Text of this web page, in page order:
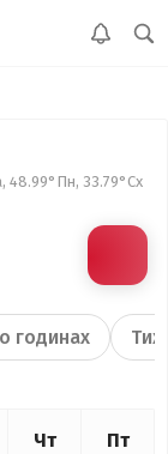
48.99°Пн, 33.79°Сх
годинах
Чт Пт